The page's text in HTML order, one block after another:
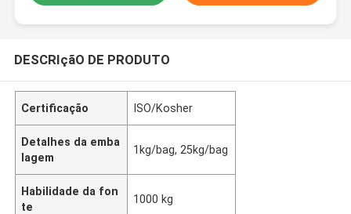
DESCRIçãO DE PRODUTO
Certificação ISO/Kosher
Detalhes da emba
lagem
1kg/bag, 25kg/bag
Habilidade da fon
te
1000 kg